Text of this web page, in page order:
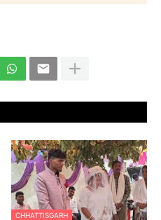
CHHATTISGARH